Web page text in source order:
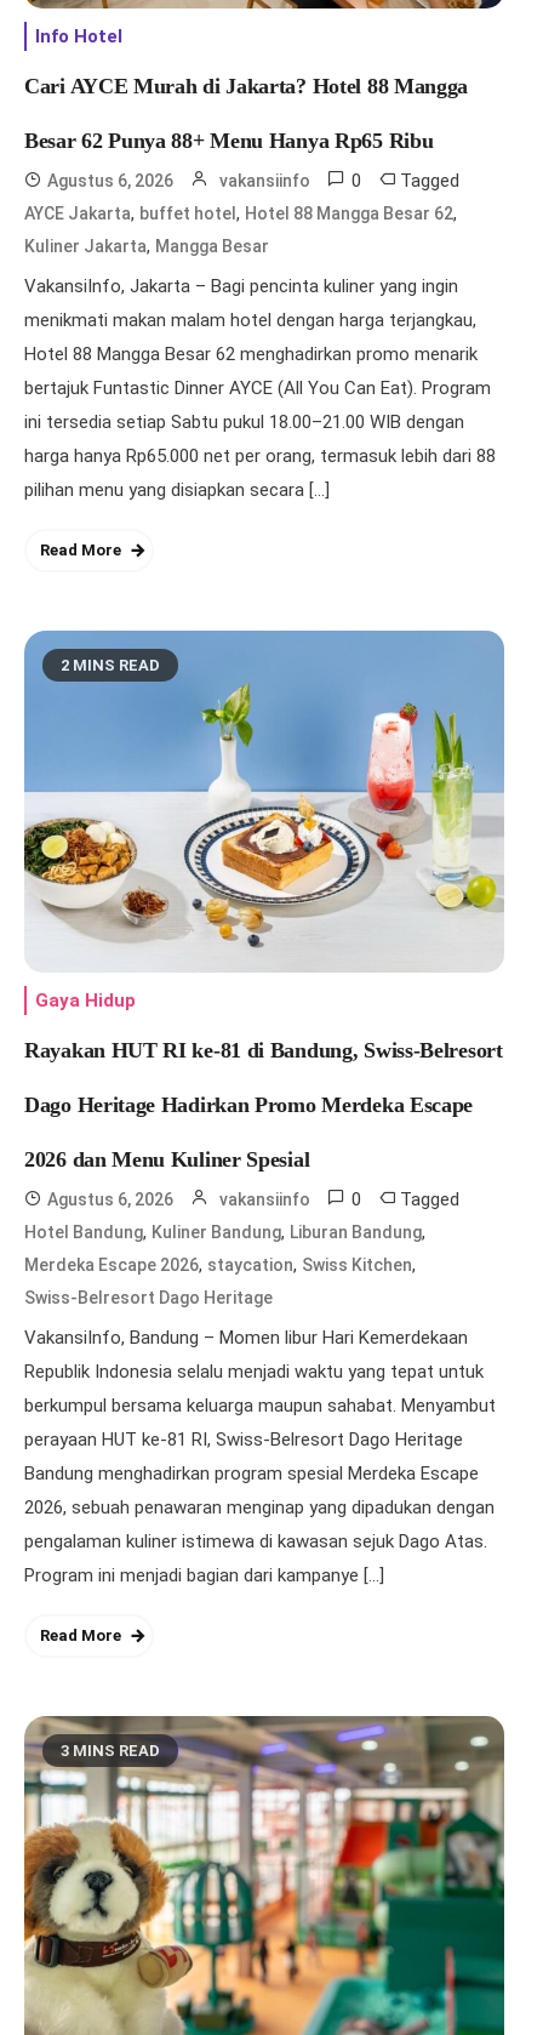
Info Hotel
Cari AYCE Murah di Jakarta? Hotel 88 Mangga
Besar 62 Punya 88+ Menu Hanya Rp65 Ribu
Agustus 6, 2026 vakansiinfo 0 Tagged
AYCE Jakarta, buffet hotel , Hotel 88 Mangga Besar 62,
Kuliner Jakarta, Mangga Besar
VakansiInfo, Jakarta – Bagi pencinta kuliner yang ingin
menikmati makan malam hotel dengan harga terjangkau,
Hotel 88 Mangga Besar 62 menghadirkan promo menarik
bertajuk Funtastic Dinner AYCE (All You Can Eat). Program
ini tersedia setiap Sabtu pukul 18.00–21.00 WIB dengan
harga hanya Rp65.000 net per orang, termasuk lebih dari 88
pilihan menu yang disiapkan secara […]
Read More
2 MINS READ
Gaya Hidup
Rayakan HUT RI ke-81 di Bandung, Swiss-Belresort
Dago Heritage Hadirkan Promo Merdeka Escape
2026 dan Menu Kuliner Spesial
Agustus 6, 2026 vakansiinfo 0 Tagged
Hotel Bandung, Kuliner Bandung, Liburan Bandung,
Merdeka Escape 2026, staycation, Swiss Kitchen,
Swiss-Belresort Dago Heritage
VakansiInfo, Bandung – Momen libur Hari Kemerdekaan
Republik Indonesia selalu menjadi waktu yang tepat untuk
berkumpul bersama keluarga maupun sahabat. Menyambut
perayaan HUT ke-81 RI, Swiss-Belresort Dago Heritage
Bandung menghadirkan program spesial Merdeka Escape
2026, sebuah penawaran menginap yang dipadukan dengan
pengalaman kuliner istimewa di kawasan sejuk Dago Atas.
Program ini menjadi bagian dari kampanye […]
Read More
3 MINS READ